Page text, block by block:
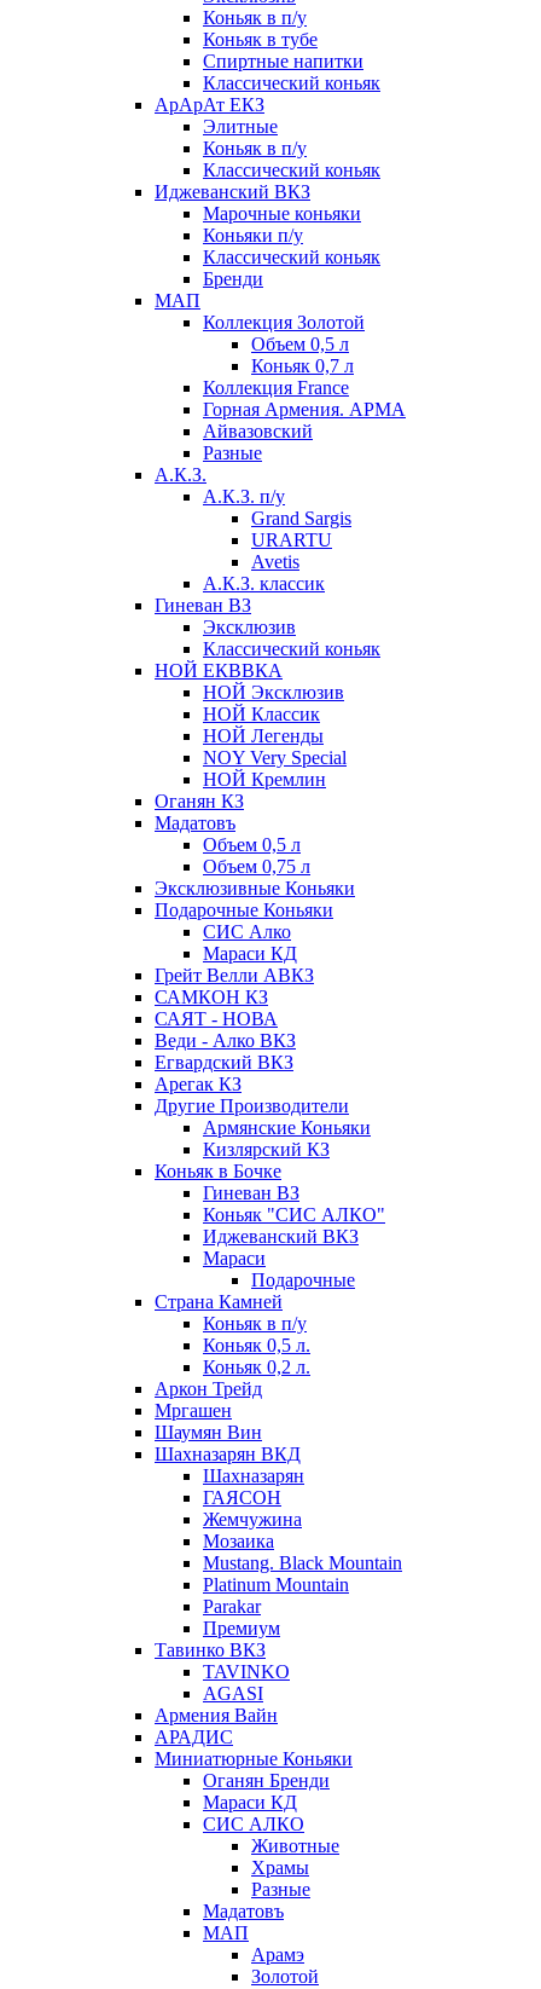
Коньяк в п/у
Коньяк в тубе
Спиртные напитки
Классический коньяк
АрАрАт ЕКЗ
Элитные
Коньяк в п/у
Классический коньяк
Иджеванский ВКЗ
Марочные коньяки
Коньяки п/у
Классический коньяк
Бренди
МАП
Коллекция Золотой
Объем 0,5 л
Коньяк 0,7 л
Коллекция France
Горная Армения. АРМА
Айвазовский
Разные
А.К.З.
А.К.З. п/у
Grand Sargis
URARTU
Avetis
А.К.З. классик
Гиневан ВЗ
Эксклюзив
Классический коньяк
НОЙ ЕКВВКА
НОЙ Эксклюзив
НОЙ Классик
НОЙ Легенды
NOY Very Speсial
НОЙ Кремлин
Оганян КЗ
Мадатовъ
Объем 0,5 л
Объем 0,75 л
Эксклюзивные Коньяки
Подарочные Коньяки
СИС Алко
Мараси КД
Грейт Велли АВКЗ
САМКОН КЗ
САЯТ - НОВА
Веди - Алко ВКЗ
Егвардский ВКЗ
Арегак КЗ
Другие Производители
Армянские Коньяки
Кизлярский КЗ
Коньяк в Бочке
Гиневан ВЗ
Коньяк "СИС АЛКО"
Иджеванский ВКЗ
Мараси
Подарочные
Страна Камней
Коньяк в п/у
Коньяк 0,5 л.
Коньяк 0,2 л.
Аркон Трейд
Мргашен
Шаумян Вин
Шахназарян ВКД
Шахназарян
ГАЯСОН
Жемчужина
Мозаика
Mustang. Black Mountain
Platinum Mountain
Parakar
Премиум
Тавинко ВКЗ
TAVINKO
AGASI
Армения Вайн
АРАДИС
Миниатюрные Коньяки
Оганян Бренди
Мараси КД
СИС АЛКО
Животные
Храмы
Разные
Мадатовъ
МАП
Арамэ
Золотой